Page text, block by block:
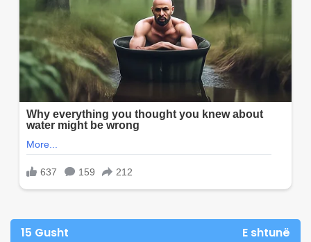
15 Gusht E shtunë